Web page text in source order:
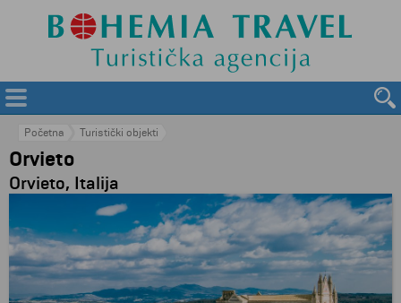
Početna Turistički objekti
Orvieto
Orvieto, Italija